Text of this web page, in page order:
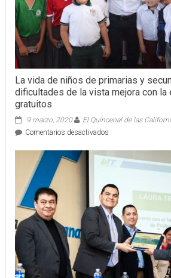
La vida de niños de primarias y
dificultades de la vista mejora con la
gratuitos
9 marzo, 2020
El Quincenal de las
Comentarios desactivadosen
vida
de
de
primarias
y
secundarias
con
dificultades
de
la
vista